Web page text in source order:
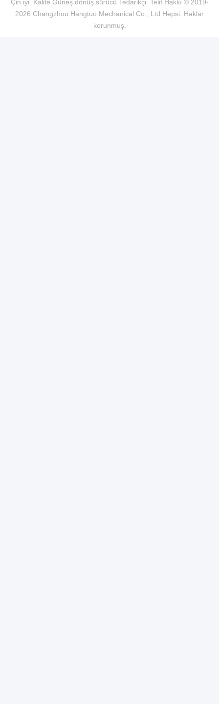
Çin iyi. Kalite Güneş dönüş sürücü Tedarikçi. Telif Hakkı © 2019-
2026 Changzhou Hangtuo Mechanical Co., Ltd Hepsi. Haklar
korunmuş.